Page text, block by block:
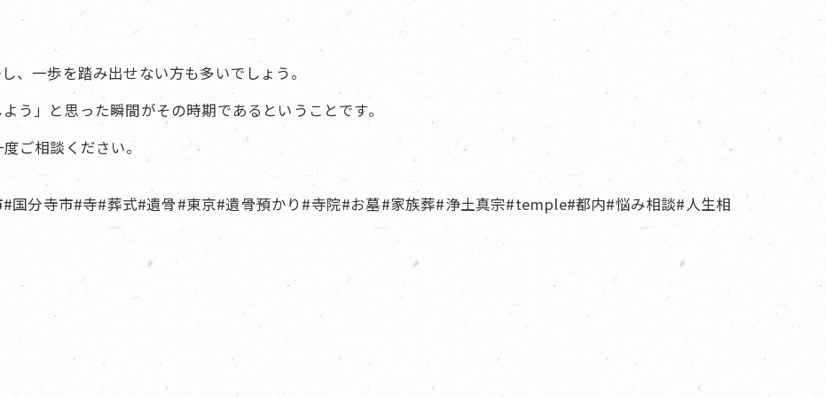
、一歩を踏み出せない方も多いでしょう。
う」と思った瞬間がその時期であるということです。
ご相談ください。
国分寺市#寺#葬式#遺骨#東京#遺骨預かり#寺院#お墓#家族葬#浄土真宗#temple#都内#悩み相談#人生相